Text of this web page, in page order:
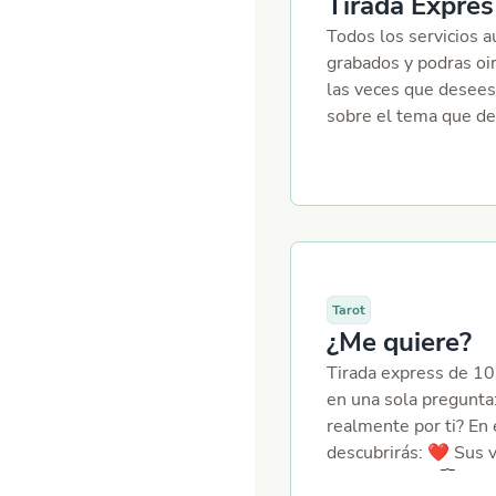
con o sin esa
nombre, apellidos,
el nombre de la otra
descripción de lo
Una lectura íntima,
Todos los servicios
grabados y podras
las veces que
sobre el tema que
rápidas para guiarte
temas de salud.
Tarot
¿Me quiere?
Tirada express de
en una sola
realmente por ti? En
descubrirás: ❤️ Sus